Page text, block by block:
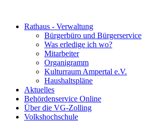
Rathaus - Verwaltung
Bürgerbüro und Bürgerservice
Was erledige ich wo?
Mitarbeiter
Organigramm
Kulturraum Ampertal e.V.
Haushaltspläne
Aktuelles
Behördenservice Online
Über die VG-Zolling
Volkshochschule